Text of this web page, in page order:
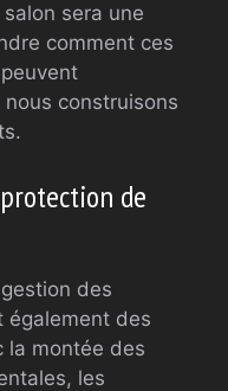
sera une
comment ces
peuvent
construisons
de
des
également des
la montée des
les